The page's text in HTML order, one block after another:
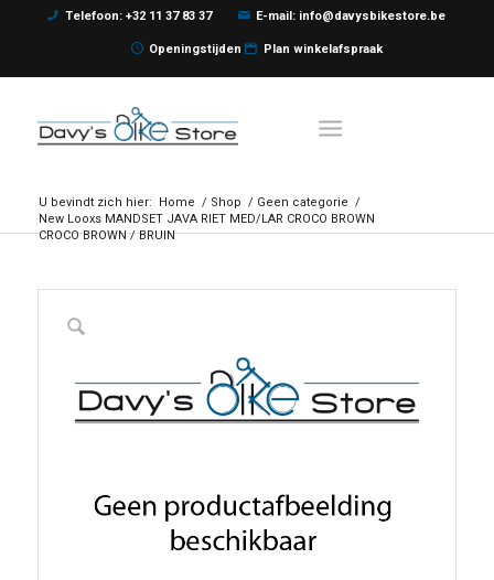
Telefoon: +32 11 37 83 37 E-mail: info@davysbikestore.be
Openingstijden Plan winkelafspraak
U bevindt zich hier: Home / Shop / Geen categorie /
New Looxs MANDSET JAVA RIET MED/LAR CROCO BROWN
CROCO BROWN / BRUIN